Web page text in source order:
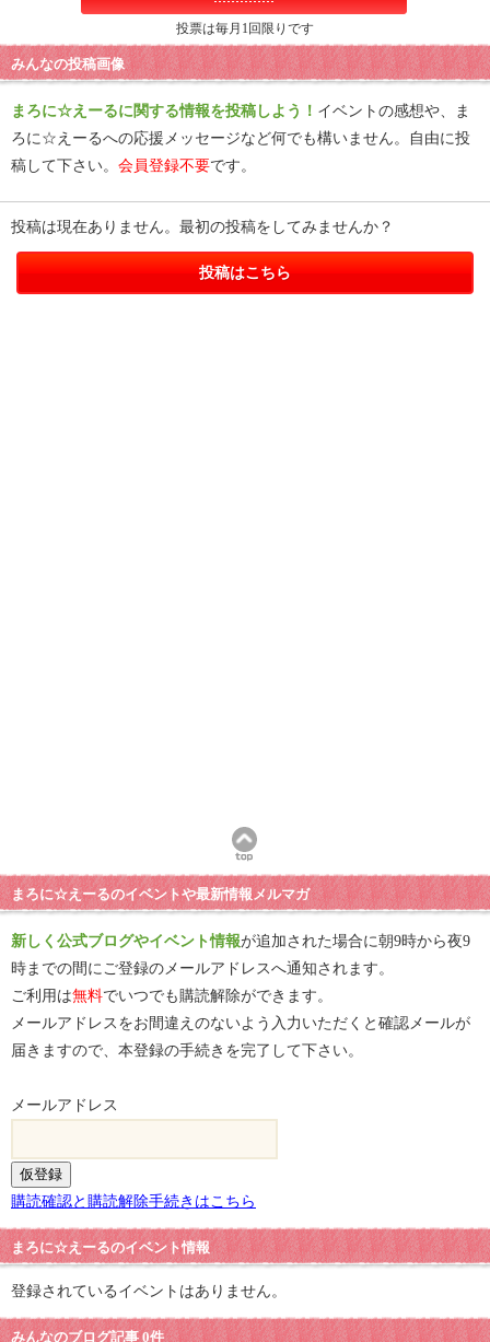
投票は毎月1回限りです
みんなの投稿画像
まろに☆えーるに関する情報を投稿しよう！ イベントの感想や、ま
ろに☆えーるへの応援メッセージなど何でも構いません。自由に投
稿して下さい。 会員登録不要です。
投稿は現在ありません。最初の投稿をしてみませんか？
投稿はこちら
まろに☆えーるのイベントや最新情報メルマガ
新しく公式ブログやイベント情報が追加された場合に朝9時から夜9
時までの間にご登録のメールアドレスへ通知されます。
ご利用は無料でいつでも購読解除ができます。
メールアドレスをお間違えのないよう入力いただくと確認メールが
届きますので、本登録の手続きを完了して下さい。
メールアドレス
購読確認と購読解除手続きはこちら
まろに☆えーるのイベント情報
登録されているイベントはありません。
みんなのブログ記事 0件